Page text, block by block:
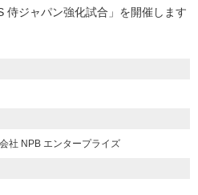
ジャパン強化試合」を開催します
社 NPB エンタープライズ